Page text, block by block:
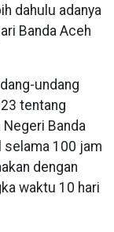
dahulu adanya
Banda Aceh
undang
tentang
Banda
selama 100 jam
dengan
waktu 10 hari